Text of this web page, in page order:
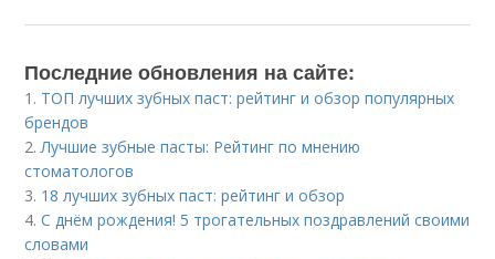
Последние обновления на сайте:
1. ТОП лучших зубных паст: рейтинг и обзор популярных
брендов
2.Лучшие зубные пасты: Рейтинг по мнению
стоматологов
3. 18 лучших зубных паст: рейтинг и обзор
4.С днём рождения! 5 трогательных поздравлений своими
словами